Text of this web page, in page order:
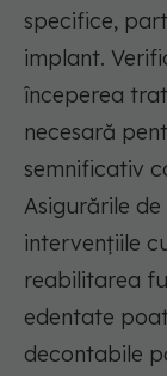
specifice,
implant.
începerea
necesară
semnificativ
Asigurările
intervențiile
reabilitarea
edentate
decontabile